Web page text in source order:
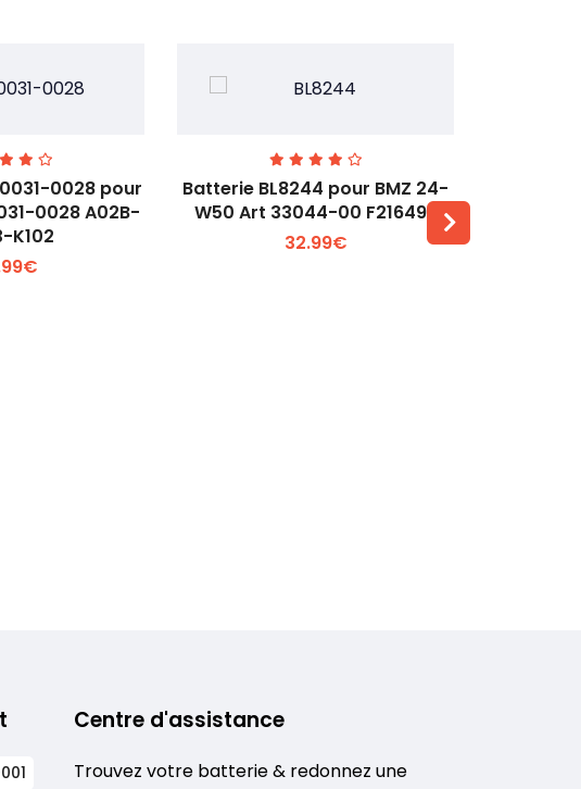
plus +
0028 pour
0028 A02B-
K102
Voir plus +
Batterie BL8244 pour BMZ 24-
W50 Art 33044-00 F216499
32.99€
Centre d'assistance
Trouvez votre batterie & redonnez une